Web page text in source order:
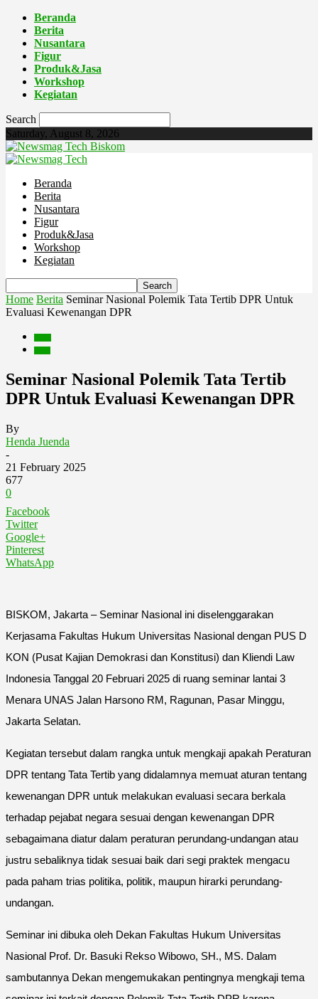
Beranda
Berita
Nusantara
Figur
Produk&Jasa
Workshop
Kegiatan
Search
Saturday, August 8, 2026
Biskom
Beranda
Berita
Nusantara
Figur
Produk&Jasa
Workshop
Kegiatan
Home Berita Seminar Nasional Polemik Tata Tertib DPR Untuk
Evaluasi Kewenangan DPR
Seminar Nasional Polemik Tata Tertib
DPR Untuk Evaluasi Kewenangan DPR
By
Henda Juenda
-
21 February 2025
677
0
Facebook
Twitter
Google+
Pinterest
WhatsApp
BISKOM, Jakarta – Seminar Nasional ini diselenggarakan
Kerjasama Fakultas Hukum Universitas Nasional dengan PUS D
KON (Pusat Kajian Demokrasi dan Konstitusi) dan Kliendi Law
Indonesia Tanggal 20 Februari 2025 di ruang seminar lantai 3
Menara UNAS Jalan Harsono RM, Ragunan, Pasar Minggu,
Jakarta Selatan.
Kegiatan tersebut dalam rangka untuk mengkaji apakah Peraturan
DPR tentang Tata Tertib yang didalamnya memuat aturan tentang
kewenangan DPR untuk melakukan evaluasi secara berkala
terhadap pejabat negara sesuai dengan kewenangan DPR
sebagaimana diatur dalam peraturan perundang-undangan atau
justru sebaliknya tidak sesuai baik dari segi praktek mengacu
pada paham trias politika, politik, maupun hirarki perundang-
undangan.
Seminar ini dibuka oleh Dekan Fakultas Hukum Universitas
Nasional Prof. Dr. Basuki Rekso Wibowo, SH., MS. Dalam
sambutannya Dekan mengemukakan pentingnya mengkaji tema